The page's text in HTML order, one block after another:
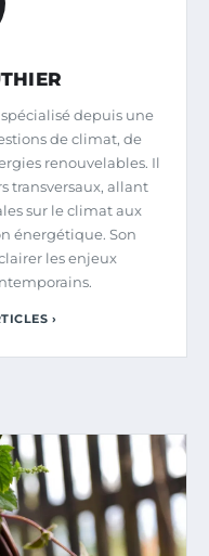
depuis une
de climat, de
renouvelables. Il
transversaux, allant
sur le climat aux
énergétique. Son
les enjeux
›